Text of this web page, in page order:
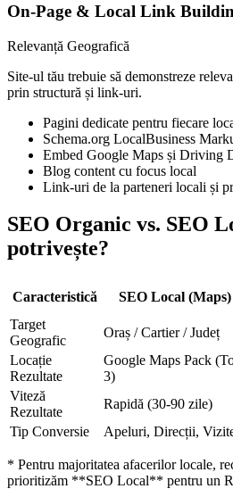
On-Page & Local Link
Relevanță Geografică
Site-ul tău trebuie să demonstreze
prin structură și link-uri.
Pagini dedicate pentru fiecare
Schema.org LocalBusiness
Embed Google Maps și Driving
Blog content cu focus local
Link-uri de la parteneri locali și
SEO Organic vs. SEO
potrivește?
Caracteristică SEO Local (Maps)
Target
Geografic
Oraș / Cartier / Județ
Locație
Rezultate
Google Maps Pack
3)
Viteză
Rezultate
Rapidă (30-90 zile)
Tip Conversie
Apeluri, Direcții,
* Pentru majoritatea afacerilor locale,
prioritizăm **SEO Local** pentru un